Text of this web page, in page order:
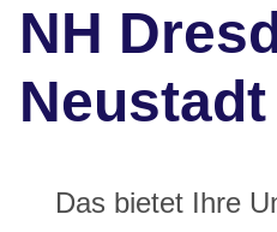
NH
Neustadt
Das bietet Ihre